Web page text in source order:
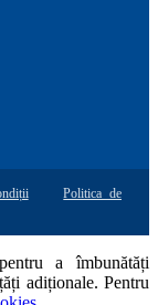
Politica de
a îmbunătăți
adiționale. Pentru